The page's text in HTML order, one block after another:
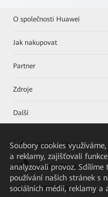
O společnosti Huawei
Jak nakupovat
Partner
Zdroje
Další
HUAWEI eKit App
Huawei HiKnow App
HUAWEI eFly App
Soubory cookies
a reklamy, zajišťovali
analyzovali provoz. Sdílíme
používání našich stránek s
sociálních médií, reklamy a